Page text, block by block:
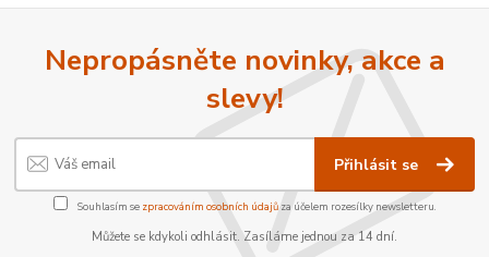
Nepropásněte novinky, akce a
slevy!
Přihlásit se
Souhlasím se zpracováním osobních údajůza účelem rozesílky newsletteru.
Můžete se kdykoli odhlásit. Zasíláme jednou za 14 dní.